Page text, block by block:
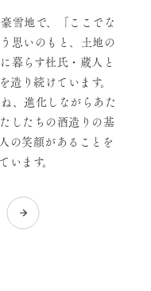
雪地で、「ここでな
思いのもと、土地の
暮らす杜氏・蔵人と
造り続けています。
、進化しながらあた
したちの酒造りの基
の笑顔があることを
ます。